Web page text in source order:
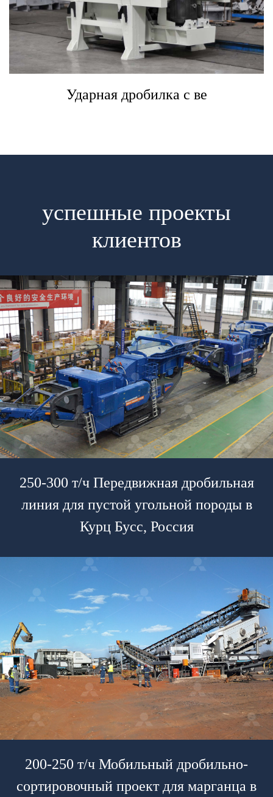
Ударная дробилка с ве
успешные проекты
клиентов
250-300 т/ч Передвижная дробильная
линия для пустой угольной породы в
Курц Бусс, Россия
200-250 т/ч Мобильный дробильно-
сортировочный проект для марганца в